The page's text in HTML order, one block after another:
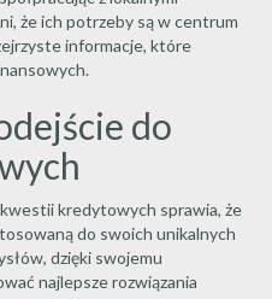
że ich potrzeby są w centrum
informacje, które
do
kredytowych sprawia, że
do swoich unikalnych
dzięki swojemu
najlepsze rozwiązania